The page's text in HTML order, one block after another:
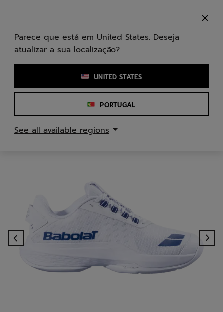
Introduzir uma palavra-chave ou um número de artigo
Previous
Parece que está em United States. Deseja
atualizar a sua localização?
UNITED STATES
PORTUGAL
See all available regions